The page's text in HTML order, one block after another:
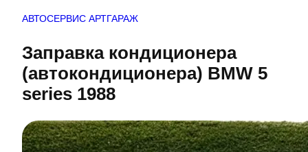
АВТОСЕРВИС АРТГАРАЖ
Заправка кондиционера
(автокондиционера) BMW 5
series 1988